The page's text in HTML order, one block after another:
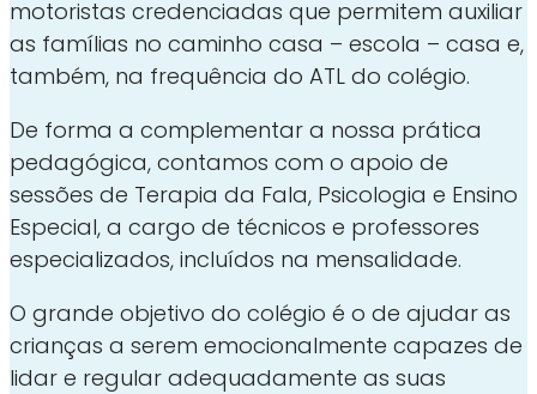
motoristas credenciadas que permitem auxiliar
as famílias no caminho casa – escola – casa e,
também, na frequência do ATL do colégio.
De forma a complementar a nossa prática
pedagógica, contamos com o apoio de
sessões de Terapia da Fala, Psicologia e Ensino
Especial, a cargo de técnicos e professores
especializados, incluídos na mensalidade.
O grande objetivo do colégio é o de ajudar as
crianças a serem emocionalmente capazes de
lidar e regular adequadamente as suas